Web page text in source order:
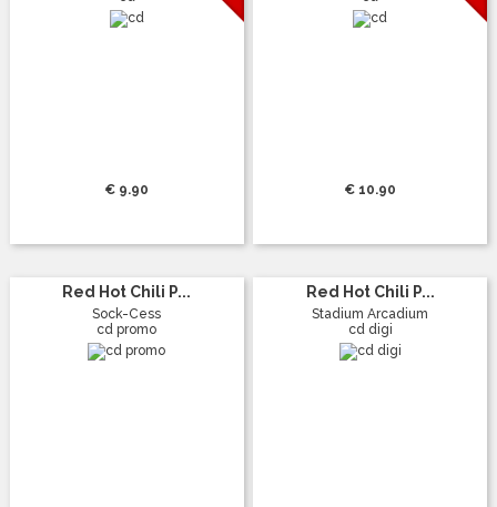
€ 9.90 € 10.90
Red Hot Chili P...
Sock-Cess
cd promo
Red Hot Chili P...
Stadium Arcadium
cd digi